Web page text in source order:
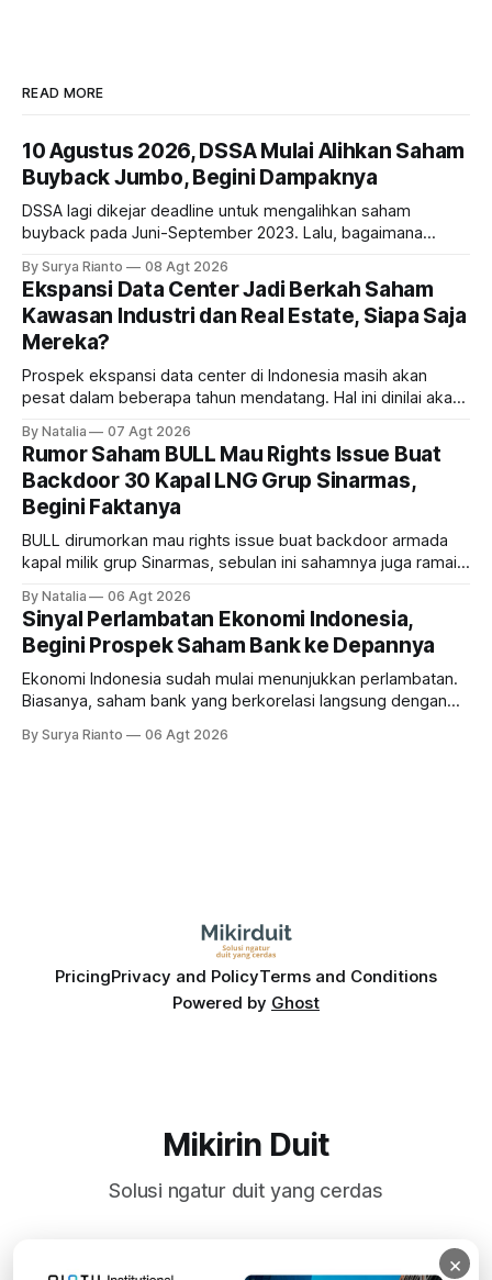
READ MORE
10 Agustus 2026, DSSA Mulai Alihkan Saham
Buyback Jumbo, Begini Dampaknya
DSSA lagi dikejar deadline untuk mengalihkan saham
buyback pada Juni-September 2023. Lalu, bagaimana
By Surya Rianto 08 Agt 2026
Ekspansi Data Center Jadi Berkah Saham
Kawasan Industri dan Real Estate, Siapa Saja
Mereka?
Prospek ekspansi data center di Indonesia masih akan
pesat dalam beberapa tahun mendatang. Hal ini dinilai akan
estate, ada siapa saja mereka?
By Natalia 07 Agt 2026
Rumor Saham BULL Mau Rights Issue Buat
Backdoor 30 Kapal LNG Grup Sinarmas,
Begini Faktanya
BULL dirumorkan mau rights issue buat backdoor armada
kapal milik grup Sinarmas, sebulan ini sahamnya juga ramai
masih menarik dilirik?
By Natalia 06 Agt 2026
Sinyal Perlambatan Ekonomi Indonesia,
Begini Prospek Saham Bank ke Depannya
Ekonomi Indonesia sudah mulai menunjukkan perlambatan.
Biasanya, saham bank yang berkorelasi langsung dengan
bank ke depannya?
By Surya Rianto 06 Agt 2026
PricingPrivacy and PolicyTerms and Conditions
Powered by Ghost
Mikirin Duit
Solusi ngatur duit yang cerdas
×